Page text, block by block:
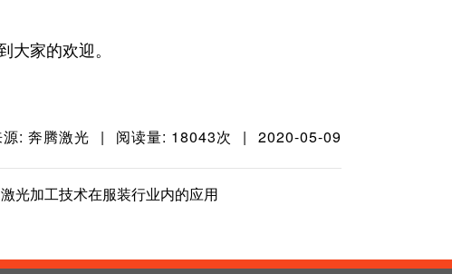
家的欢迎。
: 奔腾激光 | 阅读量: 18043次 | 2020-05-09
激光加工技术在服装行业内的应用